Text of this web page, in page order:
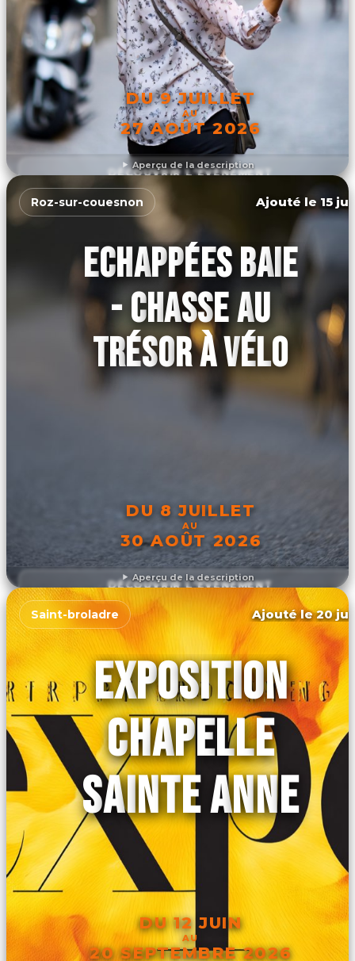
Aperçu de la description
DU 9 JUILLET
AU
27 AOÛT 2026
DÉCOUVRIR L'ÉVÉNEMENT
Aperçu de la description
Roz-sur-couesnon Ajouté le 15
ECHAPPÉES BAIE
- CHASSE AU
TRÉSOR À VÉLO
DU 8 JUILLET
AU
30 AOÛT 2026
DÉCOUVRIR L'ÉVÉNEMENT
Saint-broladre Ajouté le 20
EXPOSITION
CHAPELLE
SAINTE ANNE
DU 12 JUIN
AU
20 SEPTEMBRE 2026